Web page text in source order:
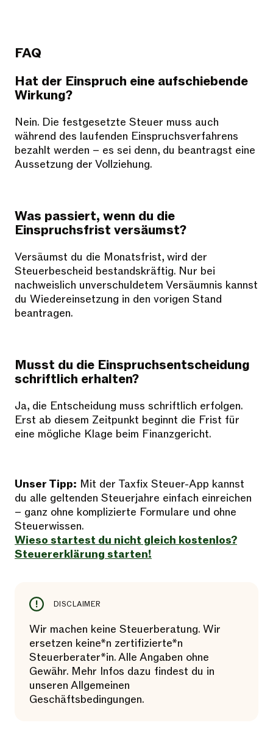
FAQ
Hat der Einspruch eine aufschiebende
Wirkung?
Nein. Die festgesetzte Steuer muss auch
während des laufenden Einspruchsverfahrens
bezahlt werden – es sei denn, du beantragst eine
Aussetzung der Vollziehung.
Was passiert, wenn du die
Einspruchsfrist versäumst?
Versäumst du die Monatsfrist, wird der
Steuerbescheid bestandskräftig. Nur bei
nachweislich unverschuldetem Versäumnis kannst
du Wiedereinsetzung in den vorigen Stand
beantragen.
Musst du die Einspruchsentscheidung
schriftlich erhalten?
Ja, die Entscheidung muss schriftlich erfolgen.
Erst ab diesem Zeitpunkt beginnt die Frist für
eine mögliche Klage beim Finanzgericht.
Unser Tipp: Mit der Taxfix Steuer-App kannst
du alle geltenden Steuerjahre einfach einreichen
– ganz ohne komplizierte Formulare und ohne
Steuerwissen.
Wieso startest du nicht gleich kostenlos?
Steuererklärung starten!
DISCLAIMER
Wir machen keine Steuerberatung. Wir
ersetzen keine*n zertifizierte*n
Steuerberater*in. Alle Angaben ohne
Gewähr. Mehr Infos dazu findest du in
unseren Allgemeinen
Geschäftsbedingungen.